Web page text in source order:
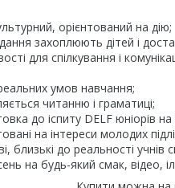
орієнтований на дію;
захоплюють дітей і
для спілкування і
умов навчання;
читанню і граматиці;
до іспиту DELF юніорів на
на інтереси молодих
близькі до реальності учнів
на будь-який смак, відео,